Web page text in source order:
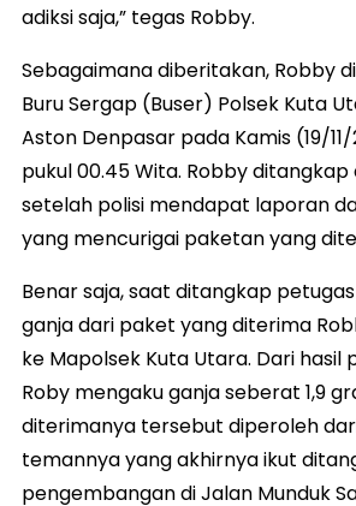
adiksi saja,” tegas Robby.
Sebagaimana diberitakan, Robby
Buru Sergap (Buser) Polsek Kuta
Aston Denpasar pada Kamis (19/
pukul 00.45 Wita. Robby
setelah polisi mendapat laporan
yang mencurigai paketan yang
Benar saja, saat ditangkap
ganja dari paket yang diterima
ke Mapolsek Kuta Utara. Dari hasil
Roby mengaku ganja seberat 1,9
diterimanya tersebut diperoleh
temannya yang akhirnya ikut
pengembangan di Jalan Munduk